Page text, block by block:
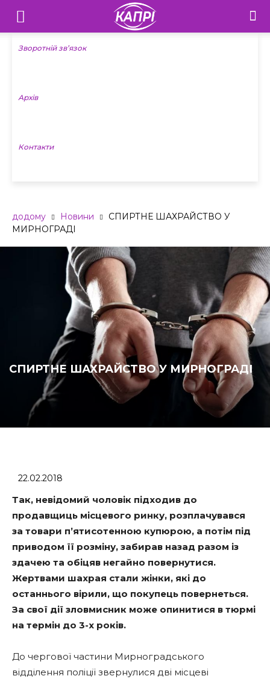
Телебачення
«Капрі»
Новини
Зворотній зв’язок
Архів
Контакти
додому Новини
СПИРТНЕ ШАХРАЙСТВО У
МИРНОГРАДІ
СПИРТНЕ ШАХРАЙСТВО У МИРНОГРАДІ
22.02.2018
Так, невідомий чоловік підходив до
продавщиць місцевого ринку, розплачувався
за товари п’ятисотенною купюрою, а потім під
приводом її розміну, забирав назад разом із
здачею та обіцяв негайно повернутися.
Жертвами шахрая стали жінки, які до
останнього вірили, що покупець повернеться.
За свої дії зловмисник може опинитися в тюрмі
на термін до 3-х років.
До чергової частини Мирноградського
відділення поліції звернулися дві місцеві